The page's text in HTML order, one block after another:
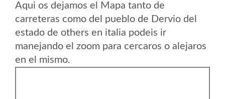
Aqui os dejamos el Mapa tanto de
carreteras como del pueblo de Dervio del
estado de others en italia podeis ir
manejando el zoom para cercaros o alejaros
en el mismo.